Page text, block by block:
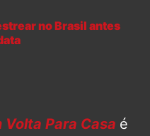
no Brasil antes
Para Casa é